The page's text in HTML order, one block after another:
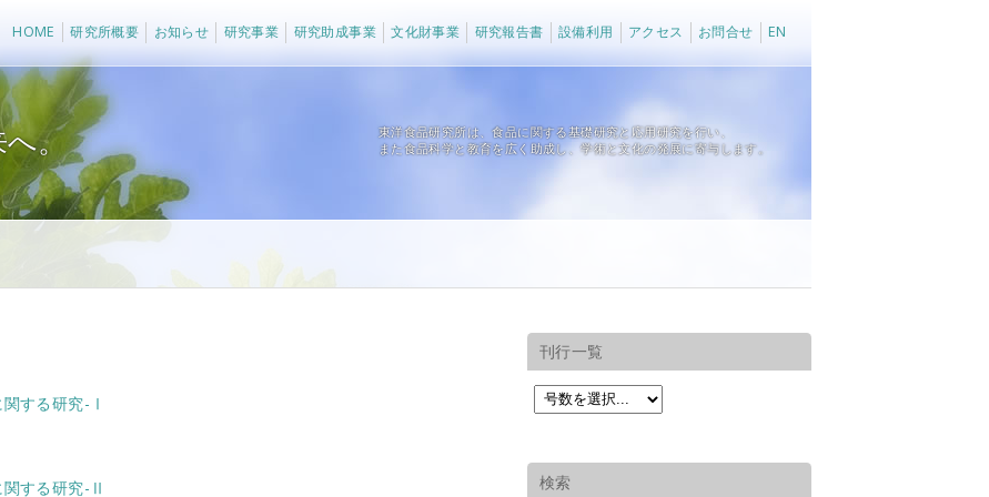
人 東洋食品研究所
HOME 研究所概要 お知らせ 研究事業 研究助成事業 文化財事業 研究報告書 設備利用 アクセス お問合せ EN
。
東洋食品研究所は、食品に関する基礎研究と応用研究を行い、
また食品科学と教育を広く助成し、学術と文化の発展に寄与します。
する研究-Ⅰ
関する研究-Ⅱ
刊行一覧
検索